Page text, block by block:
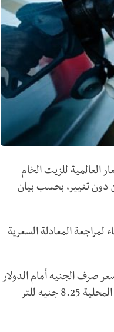
العالمية للزيت الخام
دون تغيير، بحسب بيان
لمراجعة المعادلة السعرية
صرف الجنيه أمام الدولار
قررت اللجنة زيادة سعر السولار بمقدار واحد جنيه للتر ليصبح سعر البيع في السوق المحلية 8.25 جنيه للتر